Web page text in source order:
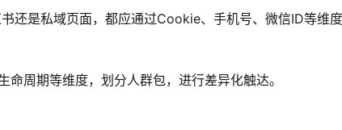
还是私域页面，都应通过Cookie、手机号、微信ID等维
命周期等维度，划分人群包，进行差异化触达。